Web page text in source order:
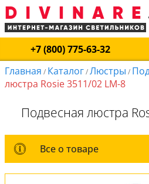
+7 (800) 775-63-32
Главная / Каталог/Люстры /
люстра Rosie 3511/02 LM-8
Подвесная люстра
Все о товаре
Все о товаре